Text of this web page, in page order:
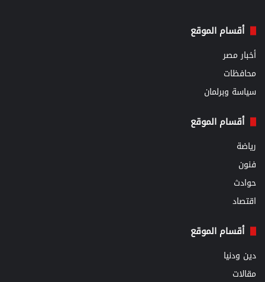
أقسام الموقع
أخبار مصر
محافظات
سياسة وبرلمان
أقسام الموقع
رياضة
فنون
حوادث
اقتصاد
أقسام الموقع
دين ودنيا
مقالات